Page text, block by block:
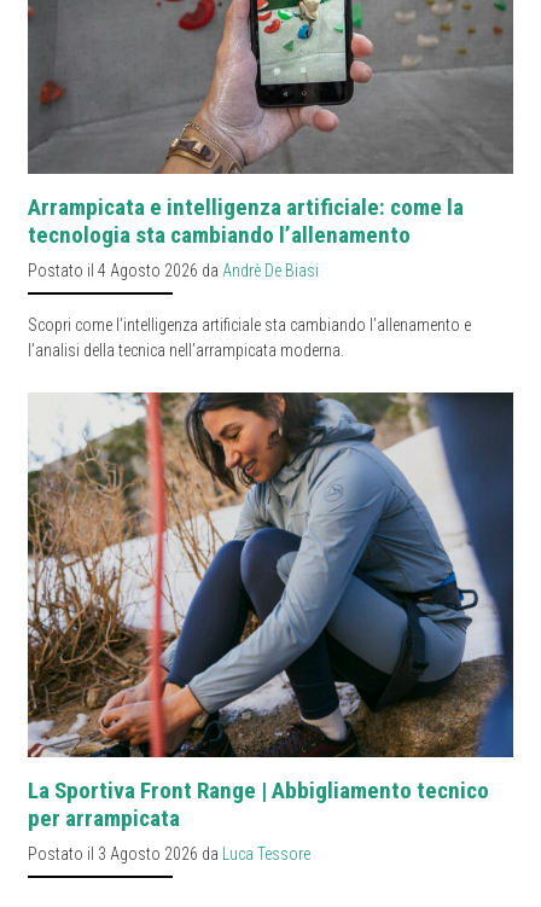
Arrampicata e intelligenza artificiale: come la
tecnologia sta cambiando l’allenamento
Postato il 4 Agosto 2026 da Andrè De Biasi
Scopri come l’intelligenza artificiale sta cambiando l’allenamento e
l’analisi della tecnica nell’arrampicata moderna.
La Sportiva Front Range | Abbigliamento tecnico
per arrampicata
Postato il 3 Agosto 2026 da Luca Tessore